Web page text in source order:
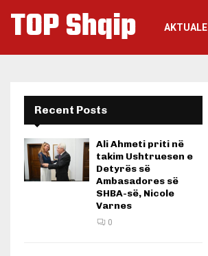
TOP Shqip AKTUALE
Recent Posts
Ali Ahmeti priti në
takim Ushtruesen e
Detyrës së
Ambasadores së
SHBA-së, Nicole
Varnes
0